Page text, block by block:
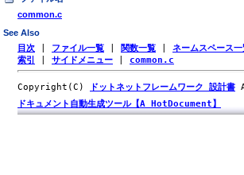
common.c
See Also
目次 ファイル一覧 関数一覧 ネームスペース一
索引
サイドメニュー common.c
Copyright(C) ドットネットフレームワーク 設計書
ドキュメント自動生成ツール【A HotDocument】